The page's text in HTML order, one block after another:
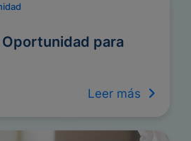
para
Leer más